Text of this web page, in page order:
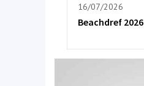
16/07/2026
Beachdref 2026